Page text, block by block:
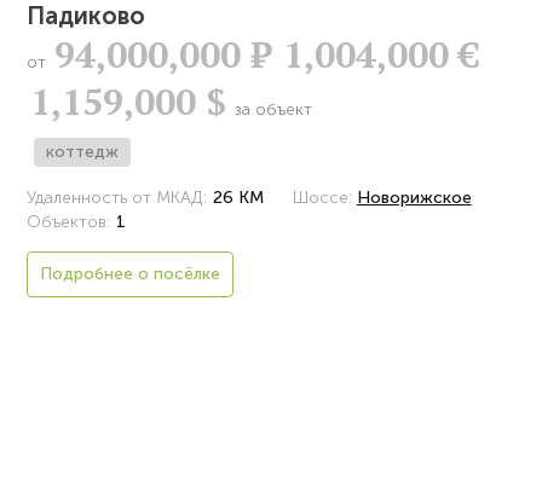
Падиково
от 94,000,000Р 1,004,000 €
1,159,000 $ за объект
коттедж
Удаленность от МКАД: 26 КМ Шоссе: Новорижское
Объектов: 1
Подробнее о посёлке